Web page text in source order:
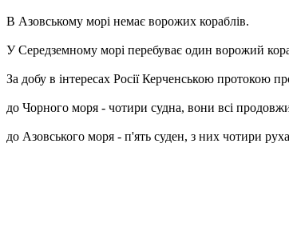
В Азовському морі немає ворожих кораблів.
У Середземному морі перебуває один ворожий
За добу в інтересах Росії Керченською протокою
до Чорного моря - чотири судна, вони всі
до Азовського моря - п'ять суден, з них чотири